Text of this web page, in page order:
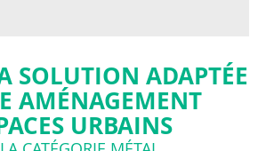
SOLUTION ADAPTÉE
AMÉNAGEMENT
URBAINS